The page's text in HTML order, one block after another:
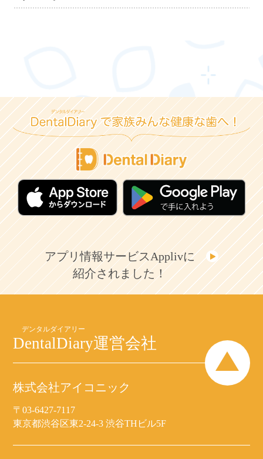
アプリ情報サービスApplivに
紹介されました！
DentalDiary運営会社
株式会社アイコニック
〒03-6427-7117
東京都渋谷区東2-24-3 渋谷THビル5F